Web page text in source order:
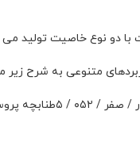
با دو نوع خاصیت تولید
متنوعی به شرح